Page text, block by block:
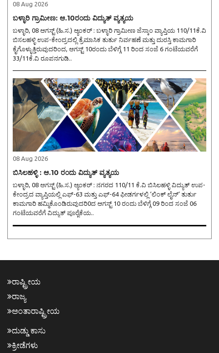
08 Aug 2026
ಬಳ್ಳಾರಿ ಗ್ರಾಮೀಣ: ಆ.10ರಂದು ವಿದ್ಯುತ್ ವ್ಯತ್ಯಯ
ಬಳ್ಳಾರಿ, 08 ಆಗಸ್ಟ್ (ಹಿ.ಸ.) ಆ್ಯಂಕರ್ : ಬಳ್ಳಾರಿ ಗ್ರಾಮೀಣ ಜೆಸ್ಕಾಂ ವ್ಯಾಪ್ತಿಯ 110/11ಕೆ.ವಿ
ಬಿಸಲಹಳ್ಳಿ ಉಪ-ಕೇಂದ್ರದಲ್ಲಿ ತ್ರೆಮಾಸಿಕ ತುರ್ತು ನಿರ್ವಹಣೆ ಮತ್ತು ದುರಸ್ತಿ ಕಾಮಗಾರಿ
ಕೈಗೊಳ್ಳುತ್ತಿರುವುದರಿಂದ, ಆಗಸ್ಟ್ 10ರಂದು ಬೆಳಿಗ್ಗೆ 11 ರಿಂದ ಸಂಜೆ 6 ಗಂಟೆಯವರೆಗೆ
33/11ಕೆ.ವಿ ರೂಪನಗುಡಿ..
08 Aug 2026
ಬಿಸಿಲಹಳ್ಳಿ : ಆ.10 ರಂದು ವಿದ್ಯುತ್ ವ್ಯತ್ಯಯ
ಬಳ್ಳಾರಿ, 08 ಆಗಸ್ಟ್ (ಹಿ.ಸ.) ಆ್ಯಂಕರ್ : ನಗರದ 110/11 ಕೆ.ವಿ ಬಿಸಿಲಹಳ್ಳಿ ವಿದ್ಯುತ್ ಉಪ-
ಕೇಂದ್ರದ ವ್ಯಾಪ್ತಿಯಲ್ಲಿ ಎಫ್-63 ಮತ್ತು ಎಫ್-64 ಫೀಡರ್ಗಳಲ್ಲಿ ‘ಲಿಂಕ್ ಲೈನ್’ ತುರ್ತು
ಕಾಮಗಾರಿ ಹಮ್ಮಿಕೊಂಡಿರುವುದರಿ0ದ ಆಗಸ್ಟ್ 10 ರಂದು ಬೆಳಿಗ್ಗೆ 09 ರಿಂದ ಸಂಜೆ 06
ಗಂಟೆಯವರೆಗೆ ವಿದ್ಯುತ್ ಪೂರೈಕೆಯ..
ರಾಷ್ಟ್ರೀಯ
ರಾಜ್ಯ
ಅಂತಾರಾಷ್ಟ್ರೀಯ
ದುಡ್ಡು ಕಾಸು
ಕ್ರೀಡೆಗಳು